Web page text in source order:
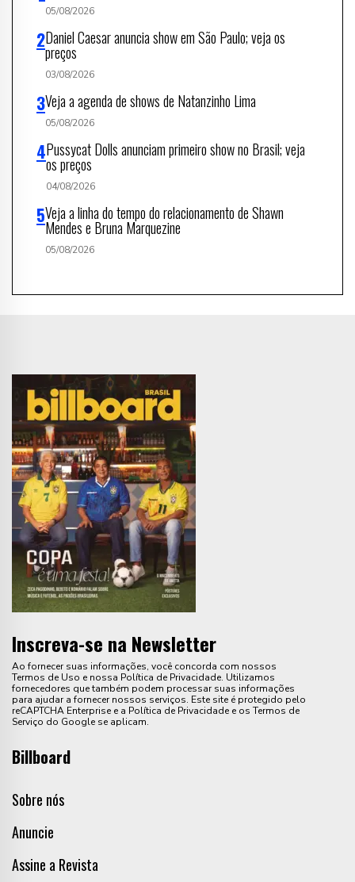
05/08/2026
Daniel Caesar anuncia show em São Paulo; veja os
preços
03/08/2026
Veja a agenda de shows de Natanzinho Lima
05/08/2026
Pussycat Dolls anunciam primeiro show no Brasil; veja
os preços
04/08/2026
Veja a linha do tempo do relacionamento de Shawn
Mendes e Bruna Marquezine
05/08/2026
Inscreva-se na Newsletter
Ao fornecer suas informações, você concorda com nossos
Termos de Uso e nossa Política de Privacidade. Utilizamos
fornecedores que também podem processar suas informações
para ajudar a fornecer nossos serviços. Este site é protegido pelo
reCAPTCHA Enterprise e a Política de Privacidade e os Termos de
Serviço do Google se aplicam.
Billboard
Sobre nós
Anuncie
Assine a Revista